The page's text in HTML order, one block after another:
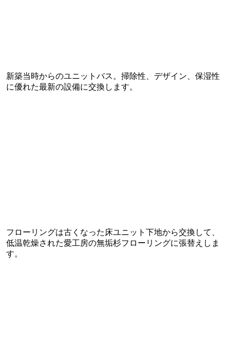
新築当時からのユニットバス。掃除性、デザイン、保湿性
に優れた最新の設備に交換します。
フローリングは古くなった床ユニット下地から交換して、
低温乾燥された愛工房の無垢杉フローリングに張替えしま
す。